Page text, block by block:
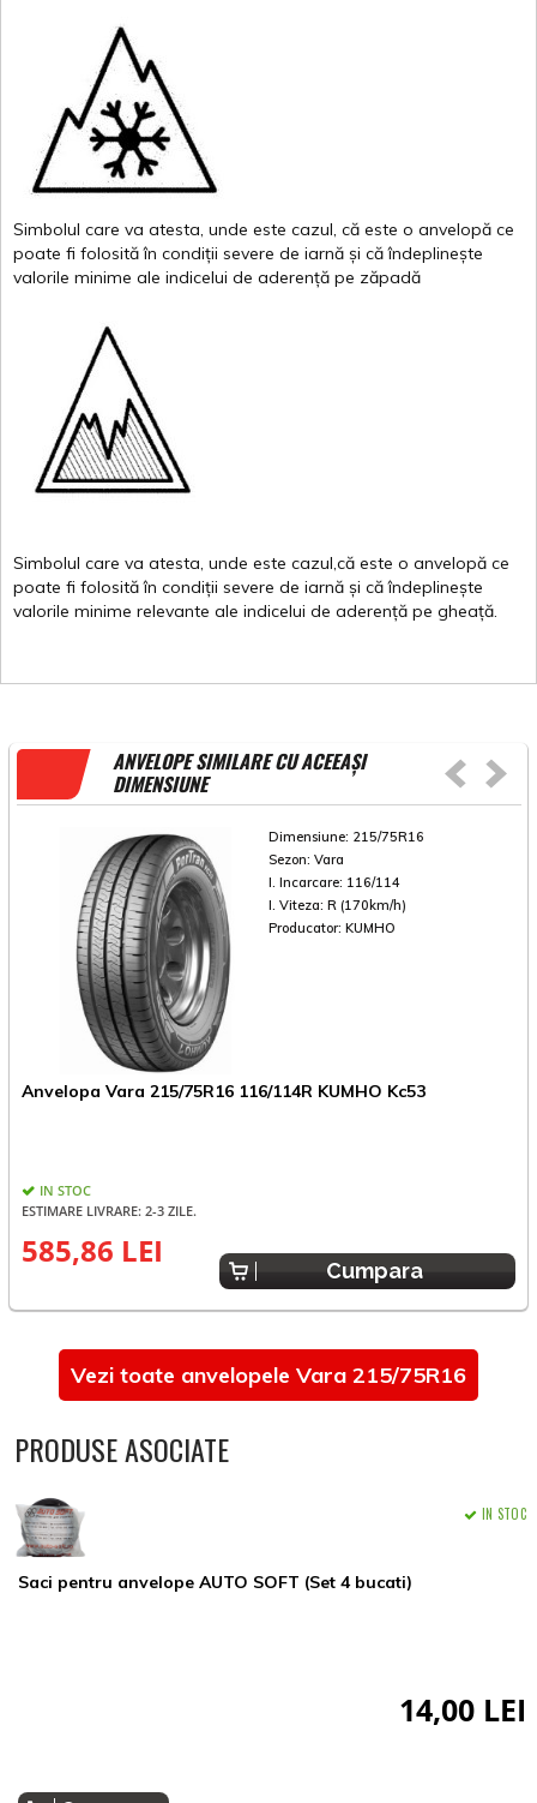
Simbolul care va atesta, unde este cazul, că este o anvelopă ce
poate fi folosită în condiții severe de iarnă și că îndeplinește
valorile minime ale indicelui de aderență pe zăpadă
Simbolul care va atesta, unde este cazul,că este o anvelopă ce
poate fi folosită în condiții severe de iarnă și că îndeplinește
valorile minime relevante ale indicelui de aderență pe gheață.
ANVELOPE SIMILARE CU ACEEAȘI
DIMENSIUNE
Dimensiune: 215/75R16
Sezon: Vara
I. Incarcare: 116/114
I. Viteza: R (170km/h)
Producator: KUMHO
Anvelopa Vara 215/75R16 116/114R KUMHO Kc53
IN STOC
ESTIMARE LIVRARE: 2-3 ZILE.
585,86 LEI
Cumpara
Vezi toate anvelopele Vara 215/75R16
PRODUSE ASOCIATE
Saci pentru anvelope AUTO SOFT (Set 4 bucati)
IN STOC
14,00 LEI